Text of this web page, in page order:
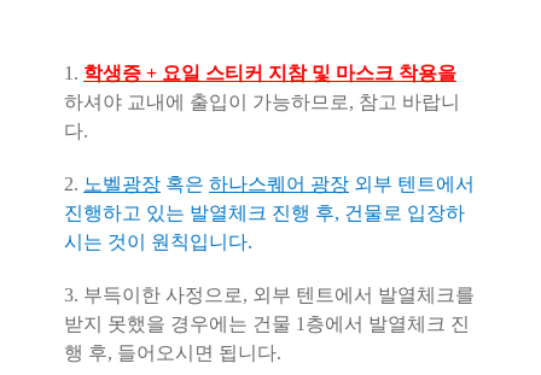
1. 학생증 + 요일 스티커 지참 및 마스크 착용을
하셔야 교내에 출입이 가능하므로, 참고 바랍니
다.
​2. 노벨광장 혹은 하나스퀘어 광장 외부 텐트에서
진행하고 있는 발열체크 진행 후, 건물로 입장하
시는 것이
원칙입니다.
3. 부득이한 사정으로, 외부 텐트에서 발열체크를
받지 못했을 경우에는 건물 1층에서 발열체크 진
행 후, 들어오시면 됩니다.